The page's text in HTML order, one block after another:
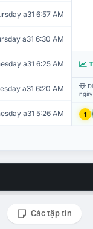
a31 6:57 AM
a31 6:30 AM
a31 6:25 AM
a31 6:20 AM
a31 5:26 AM 1
Các tập tin